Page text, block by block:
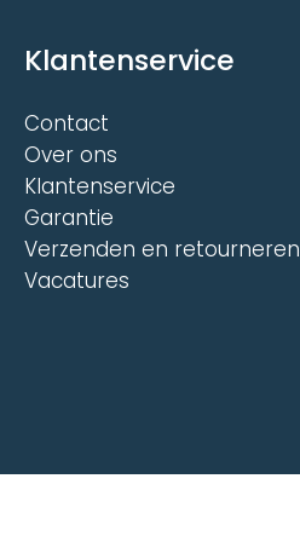
Klantenservice
Contact
Over ons
Klantenservice
Garantie
Verzenden en retourneren
Vacatures